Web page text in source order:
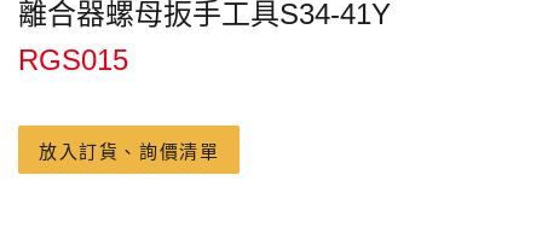
離合器螺母扳手工具S34-41Y
RGS015
放入訂貨、詢價清單